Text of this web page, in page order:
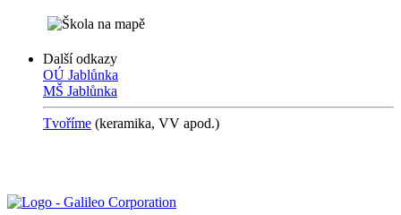
Další odkazy
OÚ Jablůnka
MŠ Jablůnka
Tvoříme (keramika, VV apod.)